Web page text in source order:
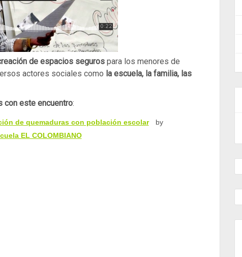
de espacios seguros para los menores de
actores sociales como la escuela, la familia, las
con este encuentro:
de quemaduras con población escolar
by
EL COLOMBIANO